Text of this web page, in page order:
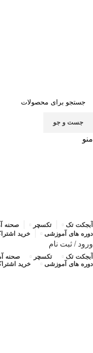
جست و جو
منو
آبجکت تک تکسچر صحنه
دوره های آموزشی
خرید
ورود / ثبت نام
آبجکت تک تکسچر صحنه
دوره های آموزشی
خرید